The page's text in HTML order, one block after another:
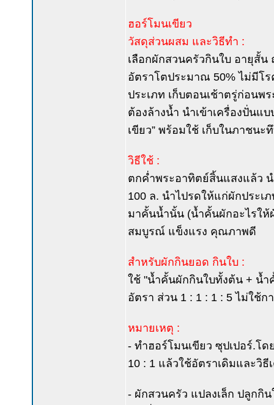
ฮอร์โมนเขียว
วัสดุส่วนผสม และวิธีทำ :
เลือกผักสวนครัวกินใบ อายุสั้
อัตราโตประมาณ 50% ไม่มีโ
ประเภท เก็บตอนเช้าตรู่ก่อน
ต้องล้างน้ำ นำเข้าเครื่องปั่นแ
เขียว” พร้อมใช้ เก็บในภาชน
วิธีใช้ :
ตกค่ำพระอาทิตย์สิ้นแสงแล้ว น
100 ล. นำไปรดให้แก่ผักประเ
มาคั้นน้ำนั้น (น้ำคั้นผักอะไรให้
สมบูรณ์ แข็งแรง คุณภาพดี
สำหรับผักกินยอด กินใบ :
ใช้ "น้ำคั้นผักกินใบทั้งต้น + น้ำ
อัตรา ส่วน 1 : 1 : 1 : 5 ไม่ใช้
หมายเหตุ :
- ทำฮอร์โมนเขียว ซุปเปอร์.โ
10 : 1 แล้วใช้อัตราเดิมและวิธี
- ผักสวนครัว แปลงเล็ก ปลูกกิ